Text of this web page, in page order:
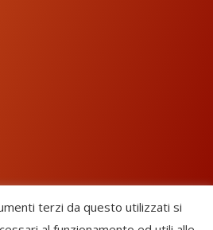
terzi da questo utilizzati si